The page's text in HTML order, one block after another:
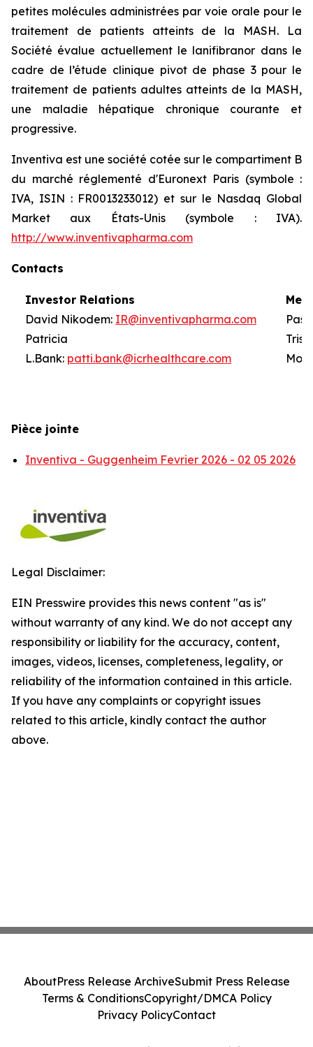
petites molécules administrées par voie orale pour le
traitement de patients atteints de la MASH. La
Société évalue actuellement le lanifibranor dans le
cadre de l’étude clinique pivot de phase 3 pour le
traitement de patients adultes atteints de la MASH,
une maladie hépatique chronique courante et
progressive.
Inventiva est une société cotée sur le compartiment B
du marché réglementé d'Euronext Paris (symbole :
IVA, ISIN : FR0013233012) et sur le Nasdaq Global
Market aux États-Unis (symbole : IVA).
http://www.inventivapharma.com
Contacts
Investor Relations
David Nikodem: IR@inventivapharma.com
Patricia
L.Bank: patti.bank@icrhealthcare.com
Pièce jointe
Inventiva - Guggenheim Fevrier 2026 - 02 05 2026
Legal Disclaimer:
EIN Presswire provides this news content "as is"
without warranty of any kind. We do not accept any
responsibility or liability for the accuracy, content,
images, videos, licenses, completeness, legality, or
reliability of the information contained in this article.
If you have any complaints or copyright issues
related to this article, kindly contact the author
above.
AboutPress Release ArchiveSubmit Press Release
Terms & ConditionsCopyright/DMCA Policy
Privacy PolicyContact